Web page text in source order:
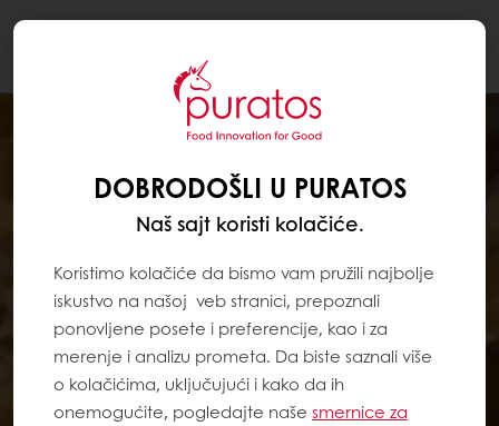
DOBRODOŠLI U PURATOS
Naš sajt koristi kolačiće.
Koristimo kolačiće da bismo vam pružili najbolje
iskustvo na našoj veb stranici, prepoznali
ponovljene posete i preferencije, kao i za
merenje i analizu prometa. Da biste saznali više
o kolačićima, uključujući i kako da ih
onemogućite, pogledajte naše smernice za